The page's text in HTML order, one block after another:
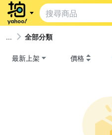
全部分類
最新上架 價格